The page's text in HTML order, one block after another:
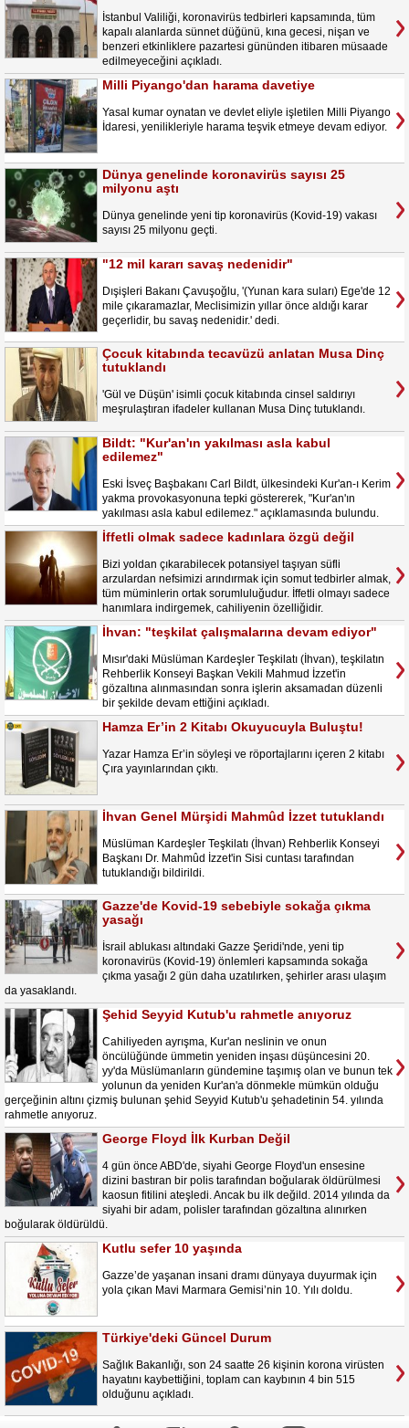
İstanbul Valiliği, koronavirüs tedbirleri kapsamında, tüm
kapalı alanlarda sünnet düğünü, kına gecesi, nişan ve
benzeri etkinliklere pazartesi gününden itibaren müsaade
edilmeyeceğini açıkladı.
Milli Piyango'dan harama davetiye
Yasal kumar oynatan ve devlet eliyle işletilen Milli Piyango
İdaresi, yenilikleriyle harama teşvik etmeye devam ediyor.
Dünya genelinde koronavirüs sayısı 25
milyonu aştı
Dünya genelinde yeni tip koronavirüs (Kovid-19) vakası
sayısı 25 milyonu geçti.
"12 mil kararı savaş nedenidir"
Dışişleri Bakanı Çavuşoğlu, '(Yunan kara suları) Ege'de 12
mile çıkaramazlar, Meclisimizin yıllar önce aldığı karar
geçerlidir, bu savaş nedenidir.' dedi.
Çocuk kitabında tecavüzü anlatan Musa Dinç
tutuklandı
'Gül ve Düşün' isimli çocuk kitabında cinsel saldırıyı
meşrulaştıran ifadeler kullanan Musa Dinç tutuklandı.
Bildt: "Kur'an'ın yakılması asla kabul
edilemez"
Eski İsveç Başbakanı Carl Bildt, ülkesindeki Kur'an-ı Kerim
yakma provokasyonuna tepki göstererek, "Kur'an'ın
yakılması asla kabul edilemez." açıklamasında bulundu.
İffetli olmak sadece kadınlara özgü değil
Bizi yoldan çıkarabilecek potansiyel taşıyan süfli
arzulardan nefsimizi arındırmak için somut tedbirler almak,
tüm müminlerin ortak sorumluluğudur. İffetli olmayı sadece
hanımlara indirgemek, cahiliyenin özelliğidir.
İhvan: "teşkilat çalışmalarına devam ediyor"
Mısır'daki Müslüman Kardeşler Teşkilatı (İhvan), teşkilatın
Rehberlik Konseyi Başkan Vekili Mahmud İzzet'in
gözaltına alınmasından sonra işlerin aksamadan düzenli
bir şekilde devam ettiğini açıkladı.
Hamza Er’in 2 Kitabı Okuyucuyla Buluştu!
Yazar Hamza Er’in söyleşi ve röportajlarını içeren 2 kitabı
Çıra yayınlarından çıktı.
İhvan Genel Mürşidi Mahmûd İzzet tutuklandı
Müslüman Kardeşler Teşkilatı (İhvan) Rehberlik Konseyi
Başkanı Dr. Mahmûd İzzet'in Sisi cuntası tarafından
tutuklandığı bildirildi.
Gazze'de Kovid-19 sebebiyle sokağa çıkma
yasağı
İsrail ablukası altındaki Gazze Şeridi'nde, yeni tip
koronavirüs (Kovid-19) önlemleri kapsamında sokağa
çıkma yasağı 2 gün daha uzatılırken, şehirler arası ulaşım
da yasaklandı.
Şehid Seyyid Kutub'u rahmetle anıyoruz
Cahiliyeden ayrışma, Kur'an neslinin ve onun
öncülüğünde ümmetin yeniden inşası düşüncesini 20.
yy'da Müslümanların gündemine taşımış olan ve bunun tek
yolunun da yeniden Kur'an'a dönmekle mümkün olduğu
gerçeğinin altını çizmiş bulunan şehid Seyyid Kutub'u şehadetinin 54. yılında
rahmetle anıyoruz.
George Floyd İlk Kurban Değil
4 gün önce ABD'de, siyahi George Floyd'un ensesine
dizini bastıran bir polis tarafından boğularak öldürülmesi
kaosun fitilini ateşledi. Ancak bu ilk değild. 2014 yılında da
siyahi bir adam, polisler tarafından gözaltına alınırken
boğularak öldürüldü.
Kutlu sefer 10 yaşında
Gazze’de yaşanan insani dramı dünyaya duyurmak için
yola çıkan Mavi Marmara Gemisi’nin 10. Yılı doldu.
Türkiye'deki Güncel Durum
Sağlık Bakanlığı, son 24 saatte 26 kişinin korona virüsten
hayatını kaybettiğini, toplam can kaybının 4 bin 515
olduğunu açıkladı.